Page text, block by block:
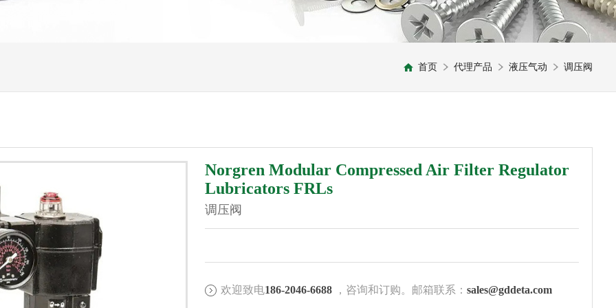
首页 代理产品 液压气动 调压阀
Norgren Modular Compressed Air Filter Regulator
Lubricators FRLs
调压阀
欢迎致电186-2046-6688 ，咨询和订购。邮箱联系：sales@gddeta.com